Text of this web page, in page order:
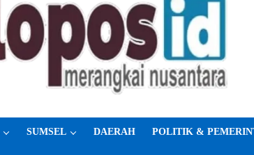
SUMSEL DAERAH POLITIK &